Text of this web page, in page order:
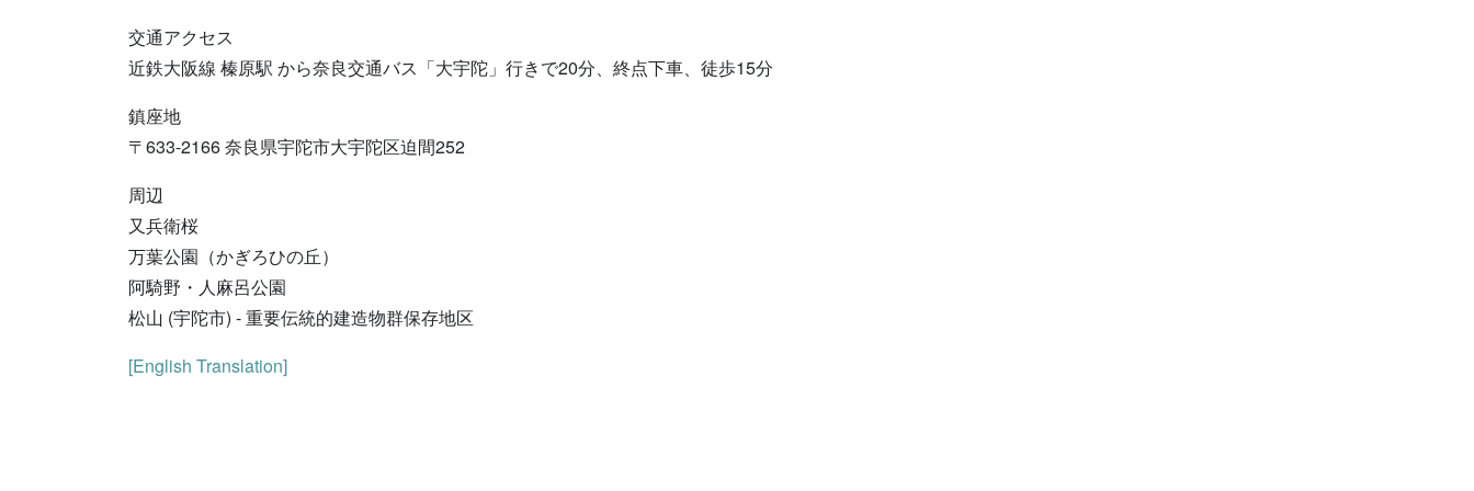
交通アクセス
近鉄大阪線 榛原駅 から奈良交通バス「大宇陀」行きで20分、終点下車、徒歩15分
鎮座地
〒633-2166 奈良県宇陀市大宇陀区迫間252
周辺
又兵衛桜
万葉公園（かぎろひの丘）
阿騎野・人麻呂公園
松山 (宇陀市) - 重要伝統的建造物群保存地区
[English Translation]